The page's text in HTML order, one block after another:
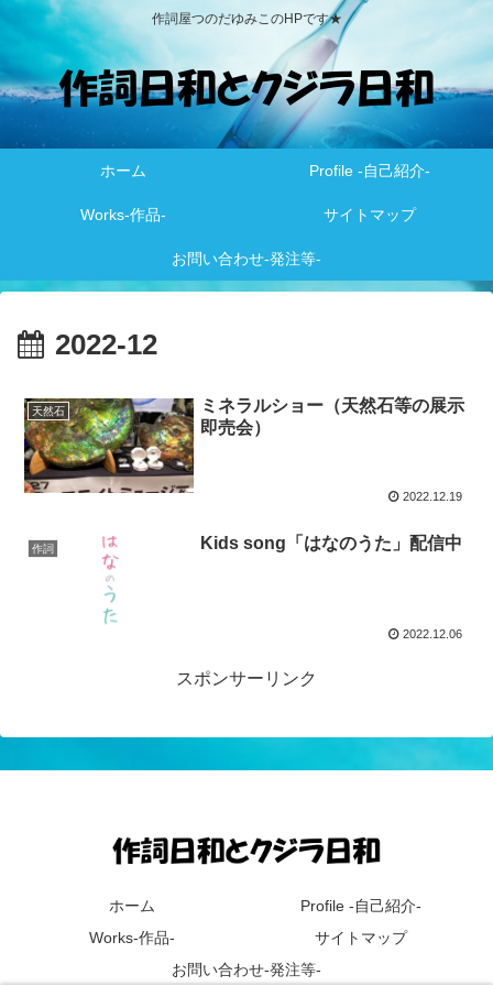
作詞屋つのだゆみこのHPです★
ホーム Profile -自己紹介-
Works-作品- サイトマップ
お問い合わせ-発注等-
2022-12
天然石
ミネラルショー（天然石等の展示
即売会）
2022.12.19
作詞 Kids song「はなのうた」配信中
2022.12.06
スポンサーリンク
ホーム
Profile -自己紹介-
Works-作品-
サイトマップ
お問い合わせ-発注等-